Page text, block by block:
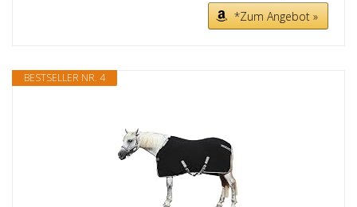
*Zum Angebot »
BESTSELLER NR. 4